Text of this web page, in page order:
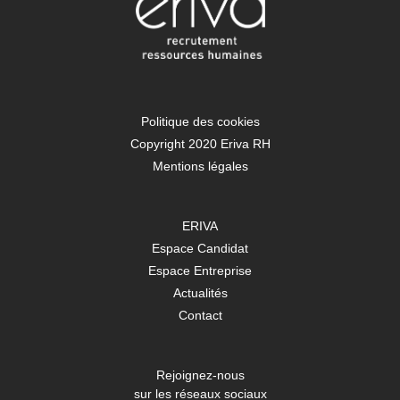
Politique des cookies
Copyright 2020 Eriva RH
Mentions légales
ERIVA
Espace Candidat
Espace Entreprise
Actualités
Contact
Rejoignez-nous
sur les réseaux sociaux